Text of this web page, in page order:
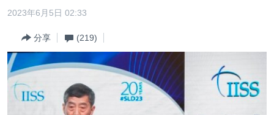
容
到
导
航
最新国际新闻
印太
中东
分类新闻
经济·金融·贸易
人权·法律·宗教
科教·文娱·体健
美中关系
热点专题
2023年6月5日 02:33
分享 (219)